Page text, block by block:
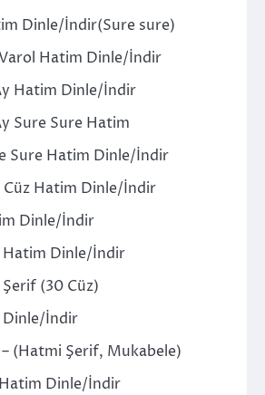
Dinle/İndir(Sure sure)
Hatim Dinle/İndir
Hatim Dinle/İndir
Sure Sure Hatim
Sure Hatim Dinle/İndir
Cüz Hatim Dinle/İndir
Dinle/İndir
Hatim Dinle/İndir
(30 Cüz)
Dinle/İndir
– (Hatmi Şerif, Mukabele)
Dinle/İndir